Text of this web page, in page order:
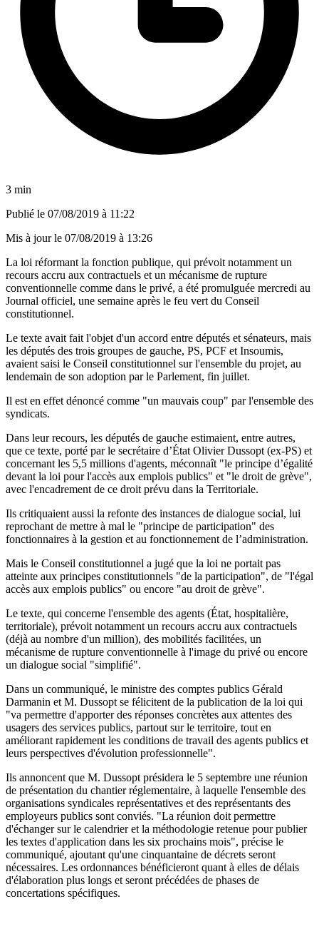
3 min
Publié le 07/08/2019 à 11:22
Mis à jour le 07/08/2019 à 13:26
La loi réformant la fonction publique, qui prévoit notamment un
recours accru aux contractuels et un mécanisme de rupture
conventionnelle comme dans le privé, a été promulguée mercredi au
Journal officiel, une semaine après le feu vert du Conseil
constitutionnel.
Le texte avait fait l'objet d'un accord entre députés et sénateurs, mais
les députés des trois groupes de gauche, PS, PCF et Insoumis,
avaient saisi le Conseil constitutionnel sur l'ensemble du projet, au
lendemain de son adoption par le Parlement, fin juillet.
Il est en effet dénoncé comme "un mauvais coup" par l'ensemble des
syndicats.
Dans leur recours, les députés de gauche estimaient, entre autres,
que ce texte, porté par le secrétaire d’État Olivier Dussopt (ex-PS) et
concernant les 5,5 millions d'agents, méconnaît "le principe d’égalité
devant la loi pour l'accès aux emplois publics" et "le droit de grève",
avec l'encadrement de ce droit prévu dans la Territoriale.
Ils critiquaient aussi la refonte des instances de dialogue social, lui
reprochant de mettre à mal le "principe de participation" des
fonctionnaires à la gestion et au fonctionnement de l’administration.
Mais le Conseil constitutionnel a jugé que la loi ne portait pas
atteinte aux principes constitutionnels "de la participation", de "l'égal
accès aux emplois publics" ou encore "au droit de grève".
Le texte, qui concerne l'ensemble des agents (État, hospitalière,
territoriale), prévoit notamment un recours accru aux contractuels
(déjà au nombre d'un million), des mobilités facilitées, un
mécanisme de rupture conventionnelle à l'image du privé ou encore
un dialogue social "simplifié".
Dans un communiqué, le ministre des comptes publics Gérald
Darmanin et M. Dussopt se félicitent de la publication de la loi qui
"va permettre d'apporter des réponses concrètes aux attentes des
usagers des services publics, partout sur le territoire, tout en
améliorant rapidement les conditions de travail des agents publics et
leurs perspectives d'évolution professionnelle".
Ils annoncent que M. Dussopt présidera le 5 septembre une réunion
de présentation du chantier réglementaire, à laquelle l'ensemble des
organisations syndicales représentatives et des représentants des
employeurs publics sont conviés. "La réunion doit permettre
d'échanger sur le calendrier et la méthodologie retenue pour publier
les textes d'application dans les six prochains mois", précise le
communiqué, ajoutant qu'une cinquantaine de décrets seront
nécessaires. Les ordonnances bénéficieront quant à elles de délais
d'élaboration plus longs et seront précédées de phases de
concertations spécifiques.